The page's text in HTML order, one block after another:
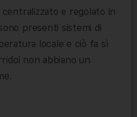
e regolato in
presenti sistemi di
locale e ciò fa sì
non abbiano un